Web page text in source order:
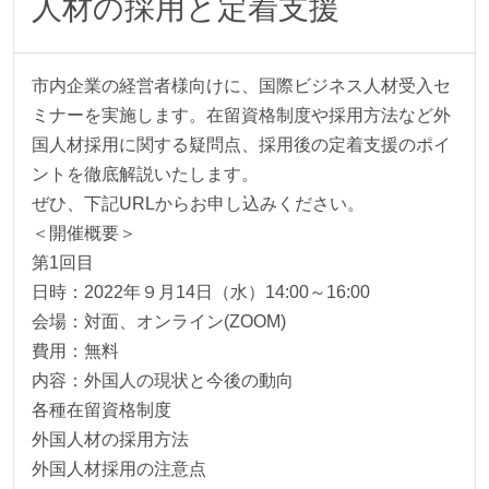
人材の採用と定着支援
市内企業の経営者様向けに、国際ビジネス人材受入セ
ミナーを実施します。在留資格制度や採用方法など外
国人材採用に関する疑問点、採用後の定着支援のポイ
ントを徹底解説いたします。
ぜひ、下記URLからお申し込みください。
＜開催概要＞
第1回目
日時：2022年９月14日（水）14:00～16:00
会場：対面、オンライン(ZOOM)
費用：無料
内容：外国人の現状と今後の動向
各種在留資格制度
外国人材の採用方法
外国人材採用の注意点